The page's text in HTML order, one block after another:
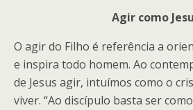
Agir como
O agir do Filho é referência a
e inspira todo homem. Ao
de Jesus agir, intuímos como o
viver. “Ao discípulo basta ser